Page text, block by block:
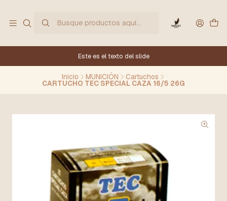
Este es el texto del slide
Inicio MUNICIÓN Cartuchos
CARTUCHO TEC SPECIAL CAZA 16/5 26G